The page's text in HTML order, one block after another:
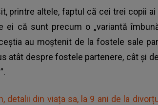
printre altele, faptul că cei trei copii
ei că sunt precum o „variantă
au moștenit de la fostele sale
atât despre fostele partenere, cât și
detalii din viața sa, la 9 ani de la